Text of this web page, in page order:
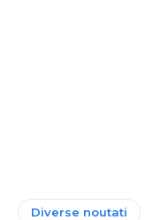
Diverse noutati